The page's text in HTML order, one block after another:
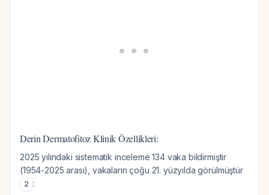
Derin Dermatofitoz Klinik Özellikleri:
2025 yılındaki sistematik inceleme 134 vaka bildirmiştir
(1954-2025 arası), vakaların çoğu 21. yüzyılda görülmüştür
2 :